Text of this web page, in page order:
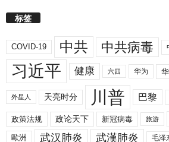
标签
COVID-19 中共 中共病毒
习近平 健康 六四 华为
外星人 天亮时分 川普 巴黎
政策法规 政论天下 新冠病毒 旅游
歐洲 武汉肺炎 武漢肺炎 毛泽